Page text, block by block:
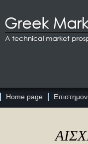
Home page